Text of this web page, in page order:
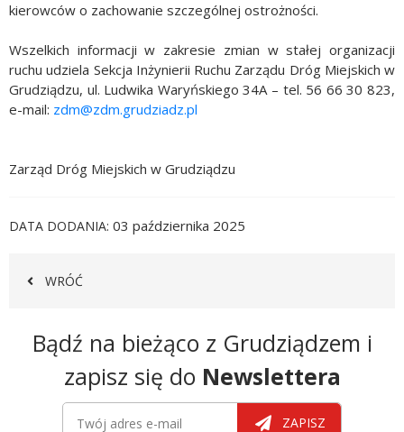
kierowców o zachowanie szczególnej ostrożności.
Wszelkich informacji w zakresie zmian w stałej organizacji
ruchu udziela Sekcja Inżynierii Ruchu Zarządu Dróg Miejskich w
Grudziądzu, ul. Ludwika Waryńskiego 34A – tel. 56 66 30 823,
e-mail: zdm@zdm.grudziadz.pl
Zarząd Dróg Miejskich w Grudziądzu
DATA DODANIA 03 października 2025
WRÓĆ
Newsletter
Bądź na bieżąco z Grudziądzem i
zapisz się do Newslettera
ZAPISZ